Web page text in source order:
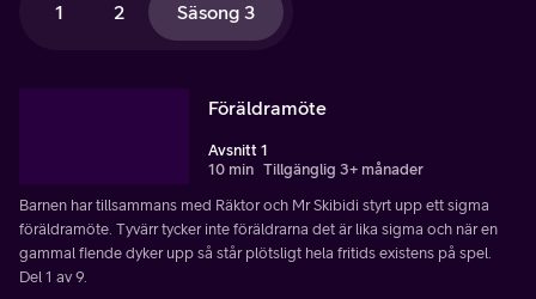
1 2 Säsong 3
Föräldramöte
Avsnitt 1
10 min Tillgänglig 3+ månader
Barnen har tillsammans med Räktor och Mr Skibidi styrt upp ett sigma
föräldramöte. Tyvärr tycker inte föräldrarna det är lika sigma och när en
gammal fiende dyker upp så står plötsligt hela fritids existens på spel.
Del 1 av 9.